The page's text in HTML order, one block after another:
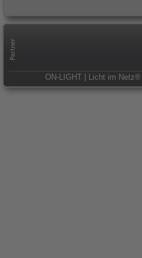
ON-LIGHT | Licht im Netz®